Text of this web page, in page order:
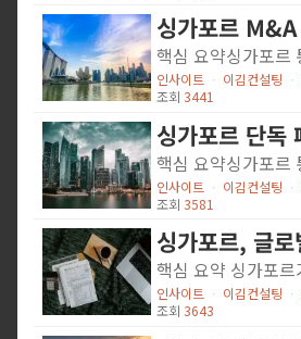
인사이트 ㆍ 이김컨설팅 ㆍ
조회 3441
인사이트 ㆍ 이김컨설팅 ㆍ
조회 3581
인사이트 ㆍ 이김컨설팅 ㆍ
조회 3643